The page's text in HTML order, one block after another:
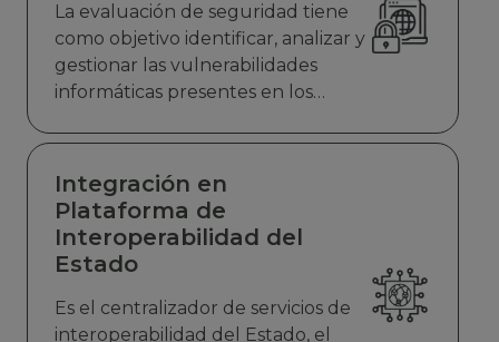
La evaluación de seguridad tiene
como objetivo identificar, analizar y
gestionar las vulnerabilidades
informáticas presentes en los
externos de las entidades del
sector público. Este proceso
permite detectar brechas de
seguridad que podrían ser
aprovechados por actores de
amenazas para comprometer la
integridad, disponibilidad y
confidencialidad de la información.
Integración en
Plataforma de
Interoperabilidad del
Estado
Es el centralizador de servicios de
interoperabilidad del Estado, el